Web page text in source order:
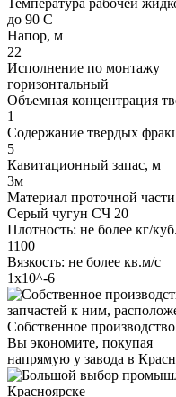
до 90 С
Напор, м
22
Исполнение по монтажу
горизонтальный
Объемная концентрация
1
Содержание твердых
5
Кавитационный запас, м
3м
Материал проточной части
Серый чугун СЧ 20
Плотность: не более кг/
1100
Вязкость: не более кв.м/с
1х10^-6
Собственное производство
Вы экономите, покупая
напрямую у завода в